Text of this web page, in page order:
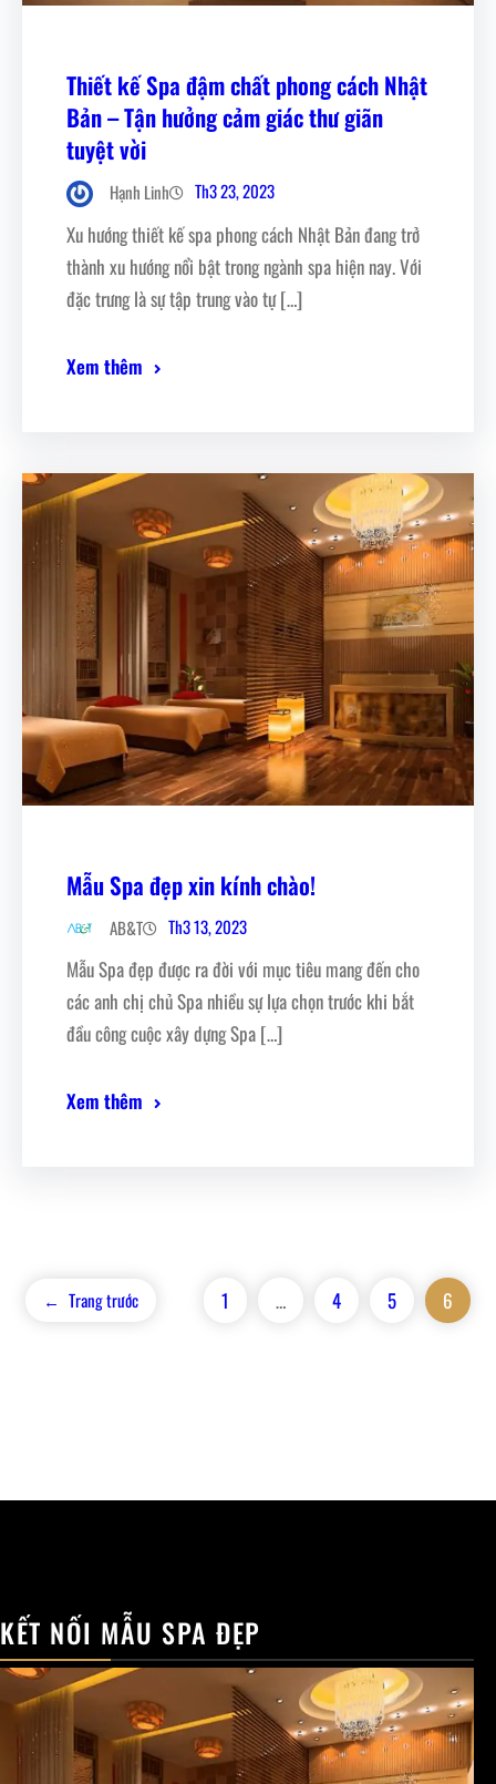
Thiết kế Spa đậm chất phong cách Nhật
Bản – Tận hưởng cảm giác thư giãn
tuyệt vời
Hạnh Linh Th3 23, 2023
Xu hướng thiết kế spa phong cách Nhật Bản đang trở
thành xu hướng nổi bật trong ngành spa hiện nay. Với
đặc trưng là sự tập trung vào tự […]
Xem thêm
Mẫu Spa đẹp xin kính chào!
AB&T Th3 13, 2023
Mẫu Spa đẹp được ra đời với mục tiêu mang đến cho
các anh chị chủ Spa nhiều sự lựa chọn trước khi bắt
đầu công cuộc xây dựng Spa […]
Xem thêm
← Trang trước 1 … 4 5 6
KẾT NỐI MẪU SPA ĐẸP